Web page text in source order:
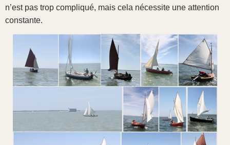
n’est pas trop compliqué, mais cela nécessite une attention
constante.